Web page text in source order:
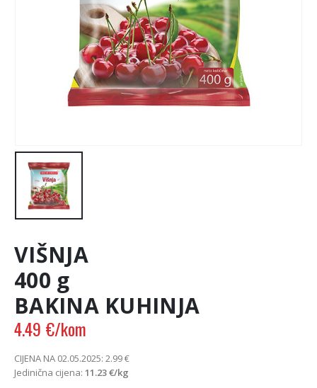
VIŠNJA
400 g
BAKINA KUHINJA
4.49 €/kom
CIJENA NA 02.05.2025: 2.99€
Jedinična cijena: 11.23€/kg